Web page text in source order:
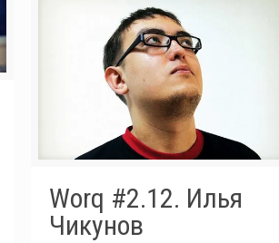
Worq #2.12. Илья
Чикунов